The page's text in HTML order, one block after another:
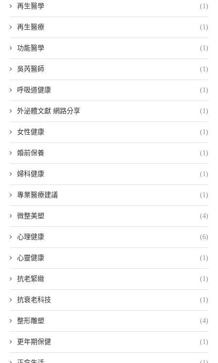
再生醫學 (1)
再生醫療 (1)
功能醫學 (1)
吳芮醫師 (1)
呼吸道健康 (1)
外泌體文獻 網路分享 (1)
女性健康 (1)
婚前保養 (1)
婦科健康 (1)
專業醫療建議 (1)
微整美塑 (4)
心理健康 (6)
心靈健康 (1)
抗老緊緻 (1)
抗衰老科技 (1)
整形雕塑 (4)
更年期保健 (1)